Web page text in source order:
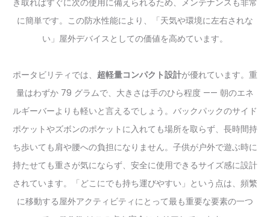
き取ればすぐに次の使用に備えられるため、メンテナンスも非常
に簡単です。この防水性能により、「天気や環境に左右されな
い」屋外デバイスとしての価値を高めています。
ポータビリティでは、 超軽量コンパクト設計が優れています。重
量はわずか 79 グラムで、大きさは手のひら程度 —— 朝のエネ
ルギーバーよりも軽いと言えるでしょう。バックパックのサイド
ポケットやズボンのポケットに入れても場所を取らず、長時間持
ち歩いても肩や腰への負担になりません。子供が户外で遊ぶ時に
持たせても重さが気にならず、安全に使用できるサイズ感に設計
されています。「どこにでも持ち運びやすい」という点は、頻繁
に移動する屋外アクティビティにとって最も重要な要素の一つ